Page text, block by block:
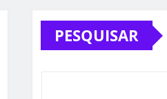
PESQUISAR